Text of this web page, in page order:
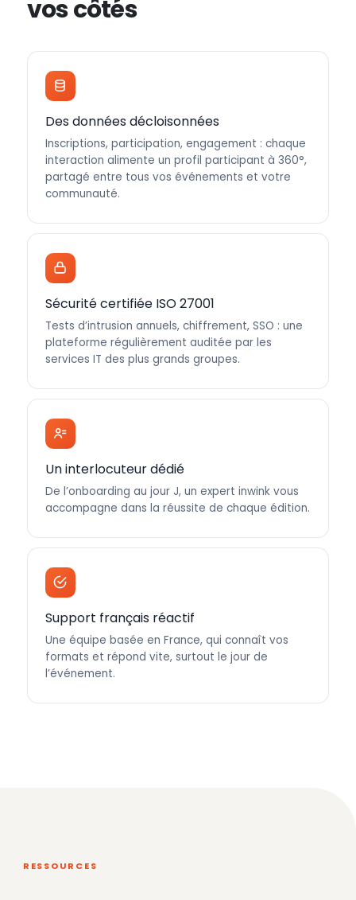
vos côtés
Des données décloisonnées
Inscriptions, participation, engagement : chaque
interaction alimente un profil participant à 360°,
partagé entre tous vos événements et votre
communauté.
Sécurité certifiée ISO 27001
Tests d’intrusion annuels, chiffrement, SSO : une
plateforme régulièrement auditée par les
services IT des plus grands groupes.
Un interlocuteur dédié
De l’onboarding au jour J, un expert inwink vous
accompagne dans la réussite de chaque édition.
Support français réactif
Une équipe basée en France, qui connaît vos
formats et répond vite, surtout le jour de
l’événement.
RESSOURCES